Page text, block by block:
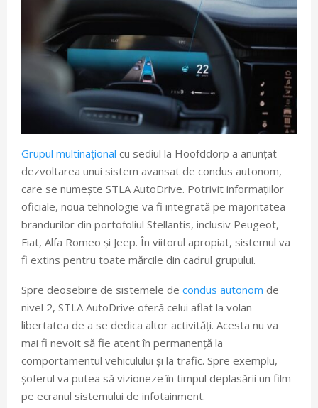
Grupul multinațional cu sediul la Hoofddorp a anunțat
dezvoltarea unui sistem avansat de condus autonom,
care se numește STLA AutoDrive. Potrivit informațiilor
oficiale, noua tehnologie va fi integrată pe majoritatea
brandurilor din portofoliul Stellantis, inclusiv Peugeot,
Fiat, Alfa Romeo și Jeep. În viitorul apropiat, sistemul va
fi extins pentru toate mărcile din cadrul grupului.
Spre deosebire de sistemele de condus autonom de
nivel 2, STLA AutoDrive oferă celui aflat la volan
libertatea de a se dedica altor activități. Acesta nu va
mai fi nevoit să fie atent în permanență la
comportamentul vehiculului și la trafic. Spre exemplu,
șoferul va putea să vizioneze în timpul deplasării un film
pe ecranul sistemului de infotainment.